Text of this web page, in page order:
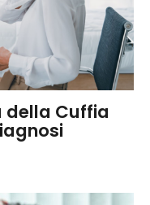
della Cuffia